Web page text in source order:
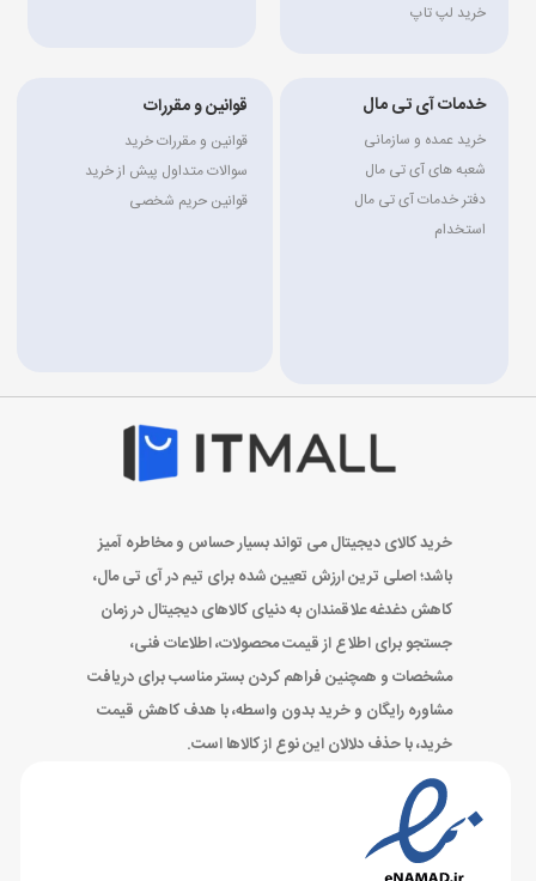
خرید لپ تاپ
خدمات آی تی مال
خرید عمده و سازمانی
شعبه های آی تی مال
دفتر خدمات آی تی مال
استخدام
قوانین و مقررات
قوانین و مقررات خرید
سوالات متداول پیش از خرید
قوانین حریم شخصی
خرید کالای دیجیتال می تواند بسیار حساس و مخاطره آمیز
باشد؛ اصلی ترین ارزش تعیین شده برای تیم در آی تی مال،
کاهش دغدغه علاقمندان به دنیای کالاهای دیجیتال در زمان
جستجو برای اطلاع از قیمت محصولات، اطلاعات فنی،
مشخصات و همچنین فراهم کردن بستر مناسب برای دریافت
مشاوره رایگان و خرید بدون واسطه، با هدف کاهش قیمت
خرید، با حذف دلالان این نوع از کالاها است.